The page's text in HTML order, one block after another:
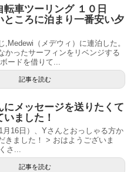
転車ツーリング １０日
ころに泊まり一番安い夕
,Medewi（メデウィ）に連泊した。
かったサーフィンをリベンジする
ードを借りて...
記事を読む
にメッセージを送りたくて
ました！
16日）、Yさんとおっしゃる方か
きました！ > おはようございま
さ...
記事を読む